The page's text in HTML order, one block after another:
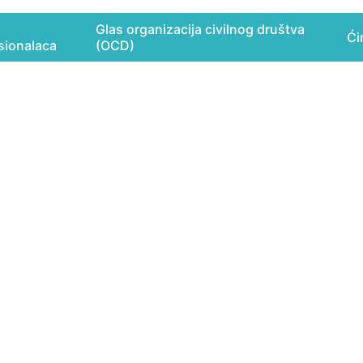
Glas organizacija civilnog društva
(OCD)